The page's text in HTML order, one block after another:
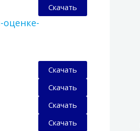
Скачать
Скачать
Скачать
Скачать
Скачать